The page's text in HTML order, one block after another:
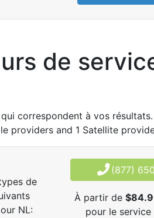
de
correspondent à vos
providers and 1 Satellite
de
NL:
(877)
À partir de
pour le service